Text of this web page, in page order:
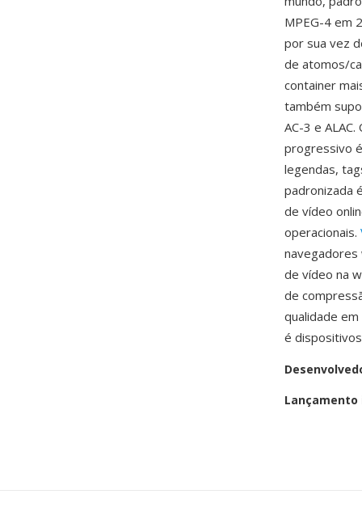
MPEG-4 em
por sua vez
de atomos/
container
também
AC-3 e
progressivo
legendas,
padronizada
de vídeo
operacionais.
navegadores
de vídeo na
de
qualidade
é
Lançamento